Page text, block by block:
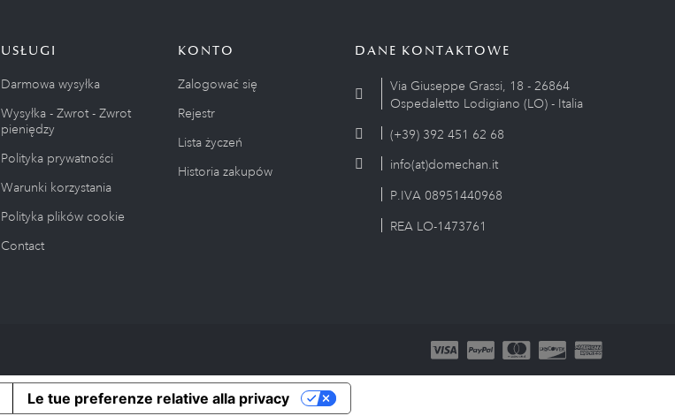
USŁUGI
Darmowa wysyłka
Wysyłka - Zwrot - Zwrot
pieniędzy
Polityka prywatności
Warunki korzystania
Polityka plików cookie
Contact
KONTO
Zalogować się
Rejestr
Lista życzeń
Historia zakupów
DANE KONTAKTOWE
Via Giuseppe Grassi, 18 - 26864
Ospedaletto Lodigiano (LO) - Italia
(+39) 392 451 62 68
info(at)domechan.it
P.IVA 08951440968
REA LO-1473761
Le tue preferenze relative alla privacy